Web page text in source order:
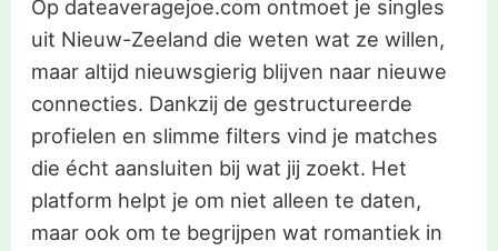
Op dateaveragejoe.com ontmoet je singles
uit Nieuw-Zeeland die weten wat ze willen,
maar altijd nieuwsgierig blijven naar nieuwe
connecties. Dankzij de gestructureerde
profielen en slimme filters vind je matches
die écht aansluiten bij wat jij zoekt. Het
platform helpt je om niet alleen te daten,
maar ook om te begrijpen wat romantiek in